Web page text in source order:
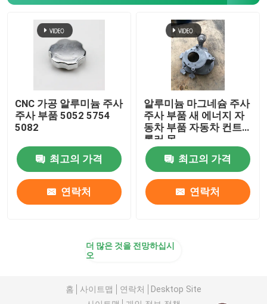
CNC 가공 알루미늄 주사
주사 부품 5052 5754
5082
최고의 가격
연락처
알루미늄 마그네슘 주사
주사 부품 새 에너지 자
동차 부품 자동차 컨트
롤러 몸
최고의 가격
연락처
더 많은 것을 전망하십시
오
홈 사이트맵 연락처
Desktop Site